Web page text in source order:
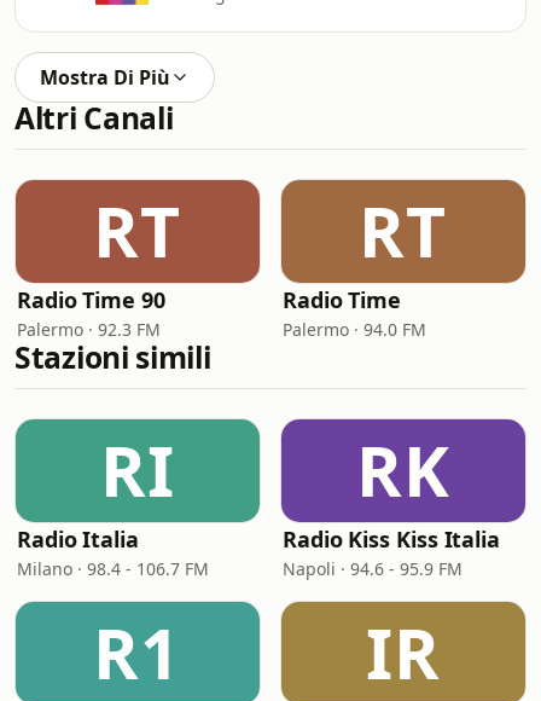
Mostra Di Più
Altri Canali
RT
Radio Time 90
Palermo · 92.3 FM
RT
Radio Time
Palermo · 94.0 FM
Stazioni simili
RI
Radio Italia
Milano · 98.4 - 106.7 FM
RK
Radio Kiss Kiss Italia
Napoli · 94.6 - 95.9 FM
R1 IR